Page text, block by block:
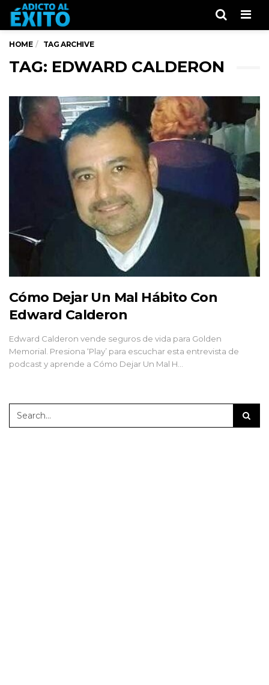
HOME TAG ARCHIVE
TAG: EDWARD CALDERON
Cómo Dejar Un Mal Hábito Con
Edward Calderon
Edward Calderon vende seguros de vida para Golden
Memorial. Presiona ‘Play’ para escuchar esta entrevista de
podcast y aprende a Cómo Dejar Un Mal H…